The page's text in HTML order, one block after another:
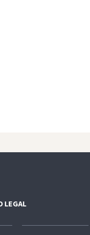
LEGAL